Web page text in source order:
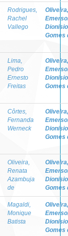
Rodrigues,
Rachel
Vallego
Oliveira,
Dionisio
Gomes
Lima,
Pedro
Ernesto
Freitas
Oliveira,
Dionisio
Gomes
Côrtes,
Fernanda
Werneck
Oliveira,
Dionisio
Gomes
Oliveira,
Renata
Azambuja
de
Oliveira,
Dionisio
Gomes
Magaldi,
Monique
Batista
Oliveira,
Dionisio
Gomes